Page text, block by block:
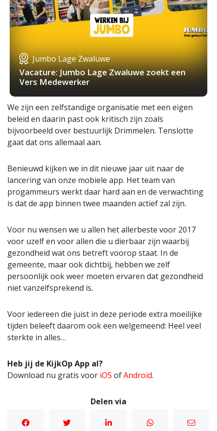
Jumbo Lage Zwaluwe
Vacature: Jumbo Lage Zwaluwe zoekt een
Vers Medewerker
We zijn een zelfstandige organisatie met een eigen
beleid en daarin past ook kritisch zijn zoals
bijvoorbeeld over bestuurlijk Drimmelen. Tenslotte
gaat dat ons allemaal aan.
Benieuwd kijken we in dit nieuwe jaar uit naar de
lancering van onze mobiele app. Het team van
progammeurs werkt daar hard aan en de verwachting
is dat de app binnen twee maanden actief zal zijn.
Voor nu wensen we u allen het allerbeste voor 2017
voor uzelf en voor allen die u dierbaar zijn waarbij
gezondheid wat ons betreft voorop staat. In de
gemeente, maar ook dichtbij, hebben we zelf
persoonlijk ook weer moeten ervaren dat gezondheid
niet vanzelfsprekend is.
Voor iedereen die juist in deze periode extra moeilijke
tijden beleeft daarom ook een welgemeend: Heel veel
sterkte in alles…
Heb jij de KijkOp App al?
Download nu gratis voor iOS ofAndroid.
Delen via